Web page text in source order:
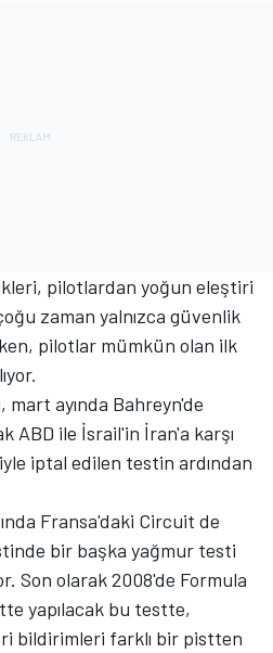
pilotlardan yoğun eleştiri
zaman yalnızca güvenlik
pilotlar mümkün olan ilk
mart ayında Bahreyn'de
ABD ile İsrail'in İran'a karşı
iptal edilen testin ardından
Fransa'daki Circuit de
bir başka yağmur testi
Son olarak 2008'de Formula
yapılacak bu testte,
bildirimleri farklı bir pistten